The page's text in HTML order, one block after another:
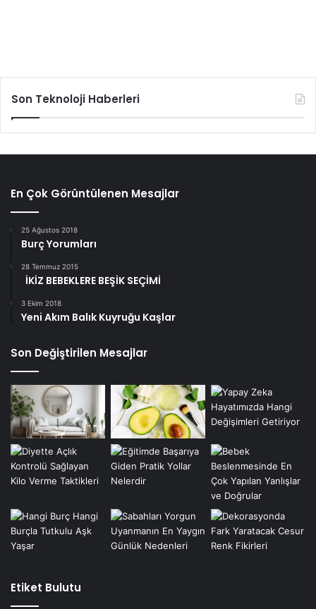
Son Teknoloji Haberleri
En Çok Görüntülenen Mesajlar
25 Ağustos 2018
Burç Yorumları
28 Temmuz 2015
İKİZ BEBEKLERE BEŞİK SEÇİMİ
3 Ekim 2018
Yeni Akım Balık Kuyruğu Kaşlar
Son Değiştirilen Mesajlar
Etiket Bulutu